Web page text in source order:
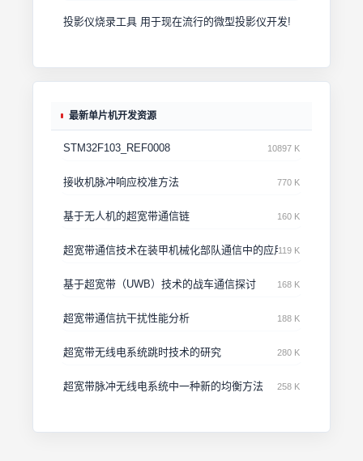
投影仪烧录工具 用于现在流行的微型投影仪开发!
最新单片机开发资源
STM32F103_REF0008 10897 K
接收机脉冲响应校准方法 770 K
基于无人机的超宽带通信链 160 K
超宽带通信技术在装甲机械化部队通信中的应用119 K
基于超宽带（UWB）技术的战车通信探讨 168 K
超宽带通信抗干扰性能分析 188 K
超宽带无线电系统跳时技术的研究 280 K
超宽带脉冲无线电系统中一种新的均衡方法 258 K